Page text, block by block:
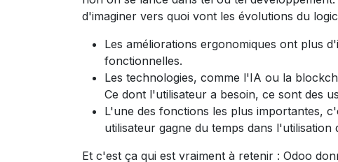
d'imaginer vers quoi vont les évolutions du
Les améliorations ergonomiques ont plus
fonctionnelles.
Les technologies, comme l'IA ou la
Ce dont l'utilisateur a besoin, ce sont des
L'une des fonctions les plus importantes,
utilisateur gagne du temps dans l'utilisation
Et c'est ça qui est vraiment à retenir : Odoo